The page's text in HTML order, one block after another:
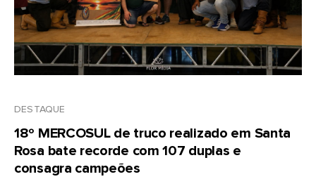
DESTAQUE
18º MERCOSUL de truco realizado em Santa
Rosa bate recorde com 107 duplas e
consagra campeões